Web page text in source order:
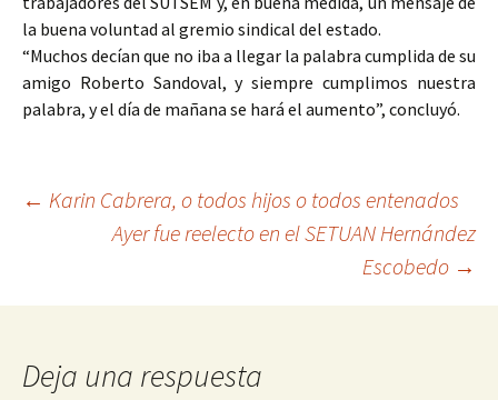
la buena voluntad al gremio sindical del estado.
“Muchos decían que no iba a llegar la palabra cumplida de su
amigo Roberto Sandoval, y siempre cumplimos nuestra
palabra, y el día de mañana se hará el aumento”, concluyó.
← Karin Cabrera, o todos hijos o todos entenados
Ayer fue reelecto en el SETUAN Hernández
Escobedo →
Deja una respuesta